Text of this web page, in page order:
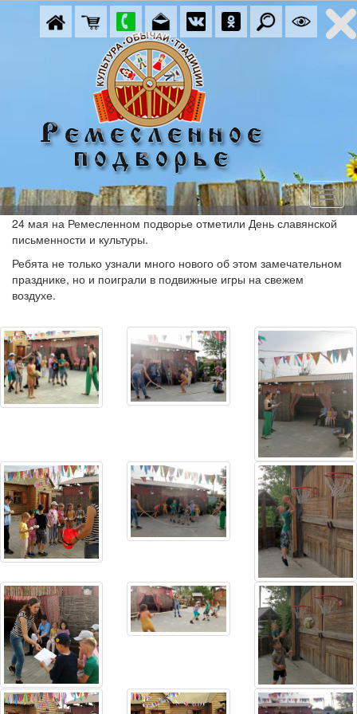
24 мая на Ремесленном подворье отметили День славянской
письменности и культуры.
Ребята не только узнали много нового об этом замечательном
празднике, но и поиграли в подвижные игры на свежем
воздухе.